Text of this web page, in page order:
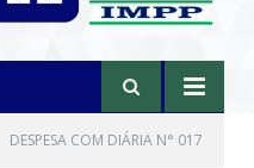
DESPESA COM DIÁRIA N° 017